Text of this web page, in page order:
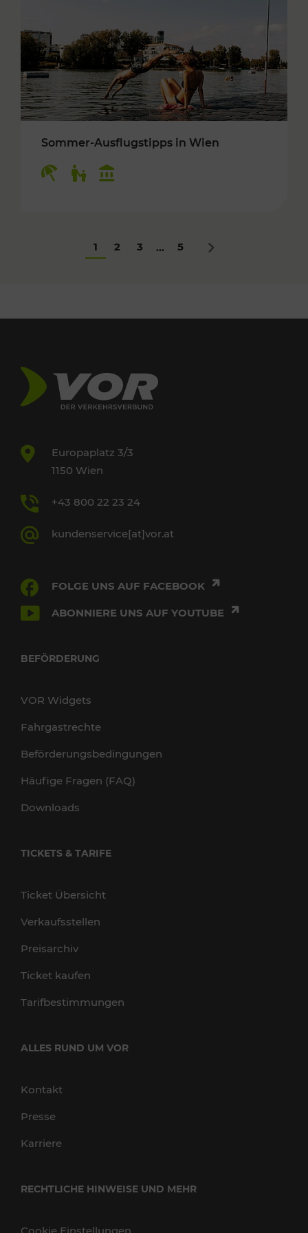
Sommer-Ausflugstipps in Wien
1 2 3 ... 5 Nächstes
Europaplatz 3/3
1150 Wien
+43 800 22 23 24
kundenservice[at]vor.at
FOLGE UNS AUF FACEBOOK
ABONNIERE UNS AUF YOUTUBE
BEFÖRDERUNG
VOR Widgets
Fahrgastrechte
Beförderungsbedingungen
Häufige Fragen (FAQ)
Downloads
TICKETS & TARIFE
Ticket Übersicht
Verkaufsstellen
Preisarchiv
Ticket kaufen
Tarifbestimmungen
ALLES RUND UM VOR
Kontakt
Presse
Karriere
RECHTLICHE HINWEISE UND MEHR